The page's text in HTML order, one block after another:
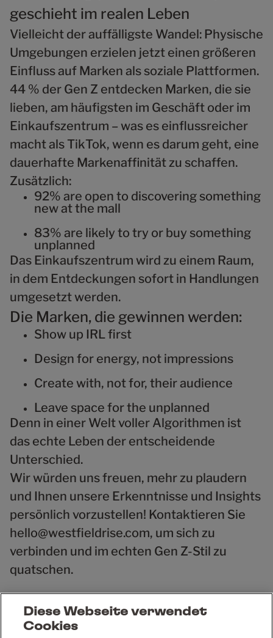
geschieht im realen Leben
Vielleicht der auffälligste Wandel: Physische
Umgebungen erzielen jetzt einen größeren
Einfluss auf Marken als soziale Plattformen.
44 % der Gen Z entdecken Marken, die sie
lieben, am häufigsten im Geschäft oder im
Einkaufszentrum – was es einflussreicher
macht als TikTok, wenn es darum geht, eine
dauerhafte Markenaffinität zu schaffen.
Zusätzlich:
92% are open to discovering something
new at the mall
83% are likely to try or buy something
unplanned
Das Einkaufszentrum wird zu einem Raum,
in dem Entdeckungen sofort in Handlungen
umgesetzt werden.
Die Marken, die gewinnen werden:
Show up IRL first
Design for energy, not impressions
Create with, not for, their audience
Leave space for the unplanned
Denn in einer Welt voller Algorithmen ist
das echte Leben der entscheidende
Unterschied.
Wir würden uns freuen, mehr zu plaudern
und Ihnen unsere Erkenntnisse und Insights
persönlich vorzustellen! Kontaktieren Sie
hello@westfieldrise.com, um sich zu
verbinden und im echten Gen Z-Stil zu
quatschen.
Diese Webseite verwendet
Cookies